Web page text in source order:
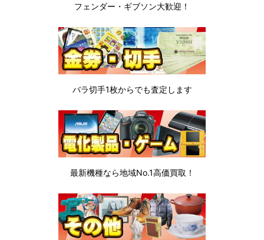
フェンダー・ギブソン大歓迎！
バラ切手1枚からでも査定します
最新機種なら地域No.1高価買取！